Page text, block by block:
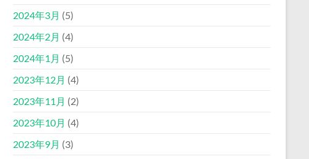
2024年3月 (5)
2024年2月 (4)
2024年1月 (5)
2023年12月 (4)
2023年11月 (2)
2023年10月 (4)
2023年9月 (3)